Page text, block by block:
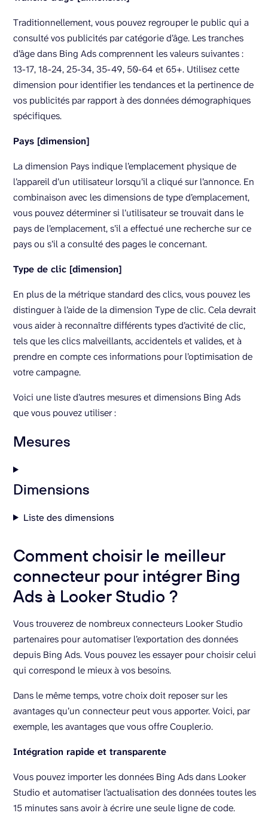
Traditionnellement, vous pouvez regrouper le public qui a
consulté vos publicités par catégorie d’âge. Les tranches
d’âge dans Bing Ads comprennent les valeurs suivantes :
13-17, 18-24, 25-34, 35-49, 50-64 et 65+. Utilisez cette
dimension pour identifier les tendances et la pertinence de
vos publicités par rapport à des données démographiques
spécifiques.
Pays [dimension]
La dimension Pays indique l’emplacement physique de
l’appareil d’un utilisateur lorsqu’il a cliqué sur l’annonce. En
combinaison avec les dimensions de type d’emplacement,
vous pouvez déterminer si l’utilisateur se trouvait dans le
pays de l’emplacement, s’il a effectué une recherche sur ce
pays ou s’il a consulté des pages le concernant.
Type de clic [dimension]
En plus de la métrique standard des clics, vous pouvez les
distinguer à l’aide de la dimension Type de clic. Cela devrait
vous aider à reconnaître différents types d’activité de clic,
tels que les clics malveillants, accidentels et valides, et à
prendre en compte ces informations pour l’optimisation de
votre campagne.
Voici une liste d’autres mesures et dimensions Bing Ads
que vous pouvez utiliser :
Mesures
Dimensions
Liste des dimensions
Comment choisir le meilleur
connecteur pour intégrer Bing
Ads à Looker Studio ?
Vous trouverez de nombreux connecteurs Looker Studio
partenaires pour automatiser l’exportation des données
depuis Bing Ads. Vous pouvez les essayer pour choisir celui
qui correspond le mieux à vos besoins.
Dans le même temps, votre choix doit reposer sur les
avantages qu’un connecteur peut vous apporter. Voici, par
exemple, les avantages que vous offre Coupler.io.
Intégration rapide et transparente
Vous pouvez importer les données Bing Ads dans Looker
Studio et automatiser l’actualisation des données toutes les
15 minutes sans avoir à écrire une seule ligne de code.